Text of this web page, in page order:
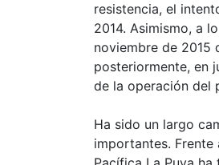
resistencia, el
2014. Asimismo, a
noviembre de 2015
posteriormente, en
de la operación del
Ha sido un largo
importantes. Frente